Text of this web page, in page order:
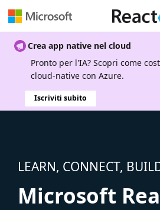
Crea app native nel cloud
Pronto per l'IA? Scopri come
cloud-native con Azure.
Iscriviti subito
LEARN, CONNECT,
Microsoft